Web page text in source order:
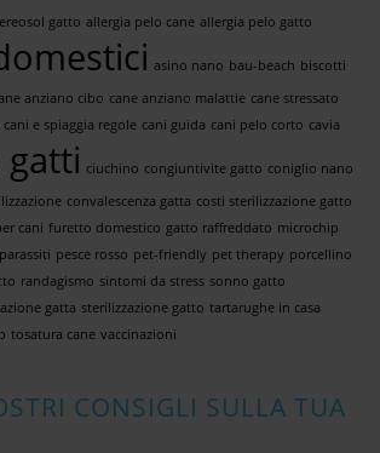
gatto allergia pelo cane allergia pelo gatto
asino nano bau-beach biscotti
anziano cibo cane anziano malattie cane stressato
cani e spiaggia regole cani guida cani pelo corto cavia
ciuchino congiuntivite gatto coniglio nano
convalescenza gatta costi sterilizzazione gatto
cani furetto domestico gatto raffreddato microchip
parassiti pesce rosso pet-friendly pet therapy porcellino
randagismo sintomi da stress sonno gatto
gatta sterilizzazione gatto tartarughe in casa
tosatura cane vaccinazioni
CONSIGLI SULLA TUA